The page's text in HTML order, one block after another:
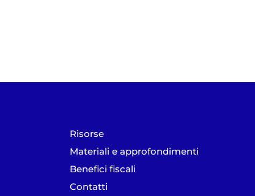
Risorse
Materiali e approfondimenti
Benefici fiscali
Contatti